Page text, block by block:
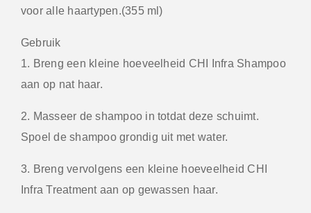
voor alle haartypen.(355 ml)
Gebruik
1. Breng een kleine hoeveelheid CHI Infra Shampoo
aan op nat haar.
2. Masseer de shampoo in totdat deze schuimt.
Spoel de shampoo grondig uit met water.
3. Breng vervolgens een kleine hoeveelheid CHI
Infra Treatment aan op gewassen haar.